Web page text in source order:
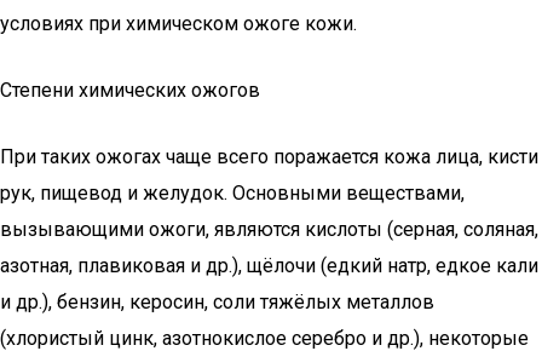
условиях при химическом ожоге кожи.
Степени химических ожогов
При таких ожогах чаще всего поражается кожа лица, кисти
рук, пищевод и желудок. Основными веществами,
вызывающими ожоги, являются кислоты (серная, соляная,
азотная, плавиковая и др.), щёлочи (едкий натр, едкое кали
и др.), бензин, керосин, соли тяжёлых металлов
(хлористый цинк, азотнокислое серебро и др.), некоторые